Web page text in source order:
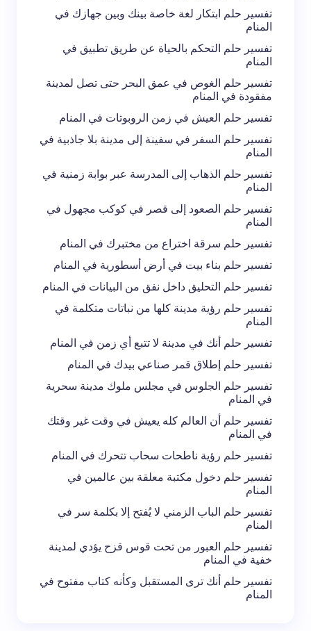
تفسير حلم ابتكار لغة خاصة بينك وبين جهازك في
المنام
تفسير حلم التحكم بالحياة عن طريق تطبيق في
المنام
تفسير حلم الغوص في عمق البحر حتى تصل لمدينة
مفقودة في المنام
تفسير حلم العيش في زمن الروبوتات في المنام
تفسير حلم السفر في سفينة إلى مدينة بلا جاذبية في
المنام
تفسير حلم الذهاب إلى المدرسة عبر بوابة زمنية في
المنام
تفسير حلم الصعود إلى قصر في كوكب مجهول في
المنام
تفسير حلم سرقة اختراع من مختبرك في المنام
تفسير حلم بناء بيت في أرض أسطورية في المنام
تفسير حلم التحليق داخل نفق من البيانات في المنام
تفسير حلم رؤية مدينة كلها من نباتات متكلمة في
المنام
تفسير حلم أنك في مدينة لا تتبع أي زمن في المنام
تفسير حلم إطلاق قمر صناعي بيدك في المنام
تفسير حلم الجلوس في مجلس ملوك مدينة سحرية
في المنام
تفسير حلم أن العالم كله يعيش في وقت غير وقتك
في المنام
تفسير حلم رؤية ناطحات سحاب تتحرك في المنام
تفسير حلم دخول مكتبة معلقة بين عالمين في
المنام
تفسير حلم الباب الزمني لا يُفتح إلا بكلمة سر في
المنام
تفسير حلم العبور من تحت قوس قزح يؤدي لمدينة
خفية في المنام
تفسير حلم أنك ترى المستقبل وكأنه كتاب مفتوح في
المنام